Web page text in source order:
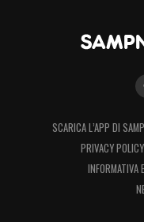
SCARICA L’APP DI
PRIVACY
INFORMATIVA